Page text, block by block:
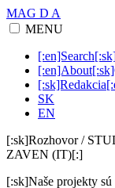
MAG D A
MENU
SK
EN
[:sk]Rozhovor /
ZAVEN (IT)[:]
[:sk]Naše projekty